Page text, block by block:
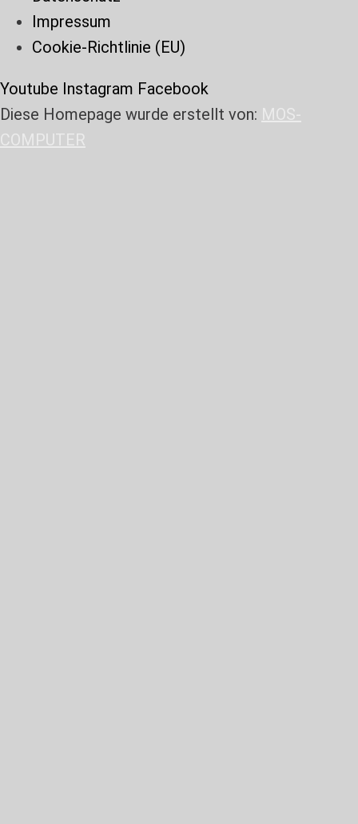
Impressum
Cookie-Richtlinie (EU)
Youtube Instagram Facebook
Diese Homepage wurde erstellt von: MOS-
COMPUTER